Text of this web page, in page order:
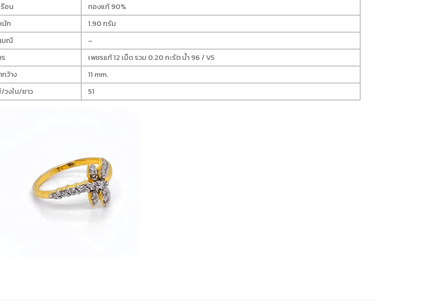
อน
ทองแท้ 90%
นัก
1.90 กรัม
ณี
–
เพชรแท้ 12 เม็ด รวม 0.20 กะรัต น้ำ 96 / VS
ว้าง
11 mm.
วงใน/ยาว
51